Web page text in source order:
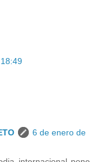
6 de enero de